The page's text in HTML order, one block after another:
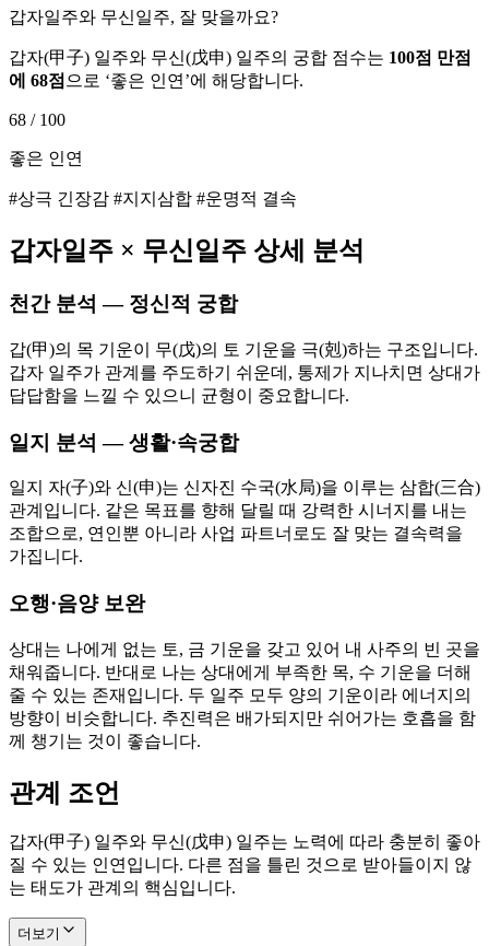
갑자일주와 무신일주, 잘 맞을까요?
갑자(甲子) 일주와 무신(戊申) 일주의 궁합 점수는 100점 만점
에 68점 으로 ‘좋은 인연 ’에 해당합니다.
68 / 100
좋은 인연
#상극 긴장감 #지지삼합 #운명적 결속
갑자일주 × 무신일주 상세 분석
천간 분석 — 정신적 궁합
갑(甲)의 목 기운이 무(戊)의 토 기운을 극(剋)하는 구조입니다.
갑자 일주가 관계를 주도하기 쉬운데, 통제가 지나치면 상대가
답답함을 느낄 수 있으니 균형이 중요합니다.
일지 분석 — 생활·속궁합
일지 자(子)와 신(申)는 신자진 수국(水局)을 이루는 삼합(三合)
관계입니다. 같은 목표를 향해 달릴 때 강력한 시너지를 내는
조합으로, 연인뿐 아니라 사업 파트너로도 잘 맞는 결속력을
가집니다.
오행·음양 보완
상대는 나에게 없는 토, 금 기운을 갖고 있어 내 사주의 빈 곳을
채워줍니다. 반대로 나는 상대에게 부족한 목, 수 기운을 더해
줄 수 있는 존재입니다. 두 일주 모두 양의 기운이라 에너지의
방향이 비슷합니다. 추진력은 배가되지만 쉬어가는 호흡을 함
께 챙기는 것이 좋습니다.
관계 조언
갑자(甲子) 일주와 무신(戊申) 일주는 노력에 따라 충분히 좋아
질 수 있는 인연입니다. 다른 점을 틀린 것으로 받아들이지 않
는 태도가 관계의 핵심입니다.
더보기